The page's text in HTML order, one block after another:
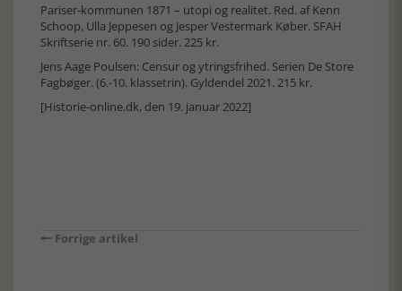
Pariser-kommunen 1871 – utopi og realitet. Red. af Kenn
Schoop, Ulla Jeppesen og Jesper Vestermark Køber. SFAH
Skriftserie nr. 60. 190 sider. 225 kr.
Jens Aage Poulsen: Censur og ytringsfrihed. Serien De Store
Fagbøger. (6.-10. klassetrin). Gyldendel 2021. 215 kr.
[Historie-online.dk, den 19. januar 2022]
Forrige artikel